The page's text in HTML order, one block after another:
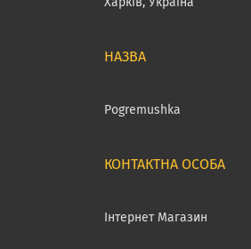
Харків, Україна
Pogremushka
Інтернет Магазин